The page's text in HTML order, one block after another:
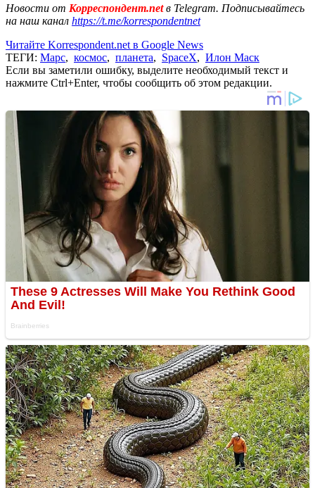
Новости от Корреспондент.netв Telegram. Подписывайтесь
на наш канал https://t.me/korrespondentnet
Читайте Korrespondent.net в Google News
ТЕГИ: Марс, космос, планета, SpaceX, Илон Маск
Если вы заметили ошибку, выделите необходимый текст и
нажмите Ctrl+Enter, чтобы сообщить об этом редакции.